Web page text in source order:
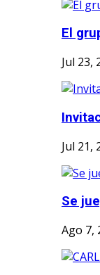
El
Jul 23,
Jul 21,
Se
Ago 7,